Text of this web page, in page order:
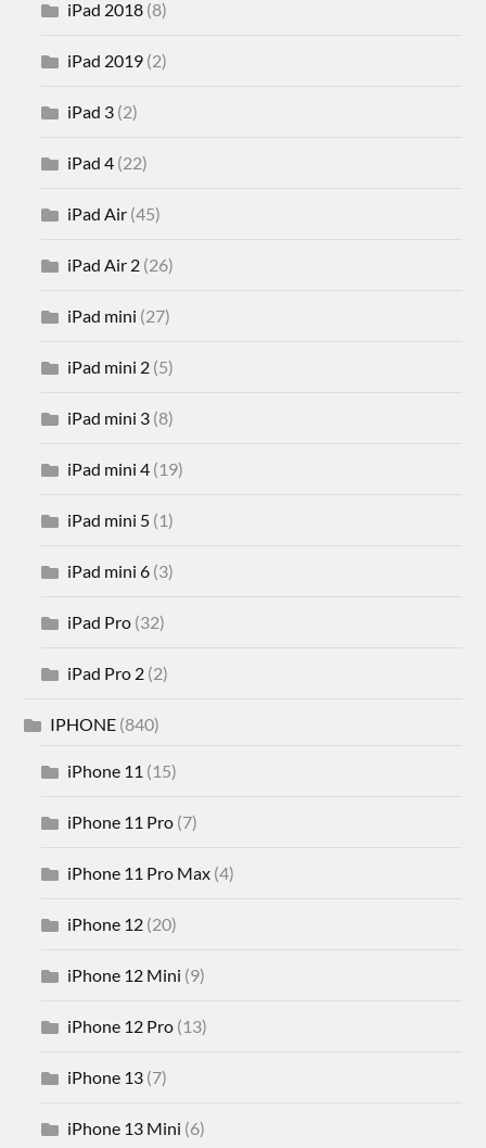
iPad 2018 (8)
iPad 2019 (2)
iPad 3 (2)
iPad 4 (22)
iPad Air (45)
iPad Air 2 (26)
iPad mini (27)
iPad mini 2 (5)
iPad mini 3 (8)
iPad mini 4 (19)
iPad mini 5 (1)
iPad mini 6 (3)
iPad Pro (32)
iPad Pro 2 (2)
IPHONE (840)
iPhone 11 (15)
iPhone 11 Pro (7)
iPhone 11 Pro Max (4)
iPhone 12 (20)
iPhone 12 Mini (9)
iPhone 12 Pro (13)
iPhone 13 (7)
iPhone 13 Mini (6)